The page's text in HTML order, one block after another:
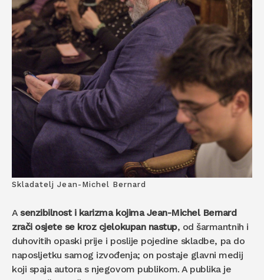
Skladatelj Jean-Michel Bernard
Asenzibilnost i karizma kojima Jean-Michel Bernard
zrači osjete se kroz cjelokupan nastup, od šarmantnih i
duhovitih opaski prije i poslije pojedine skladbe, pa do
naposljetku samog izvođenja; on postaje glavni medij
koji spaja autora s njegovom publikom. A publika je